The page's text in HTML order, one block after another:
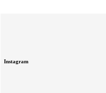
Instagram